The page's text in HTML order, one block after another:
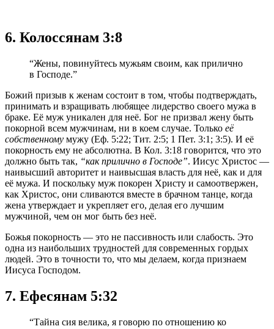
6. Колоссянам 3:8
“Жены, повинуйтесь мужьям своим, как прилично
в Господе.”
Божий призыв к женам состоит в том, чтобы подтверждать,
принимать и взращивать любящее лидерство своего мужа в
браке. Её муж уникален для неё. Бог не призвал жену быть
покорной всем мужчинам, ни в коем случае. Только её
собственному мужу (Еф. 5:22; Тит. 2:5; 1 Пет. 3:1; 3:5). И её
покорность ему не абсолютна. В Кол. 3:18 говорится, что это
должно быть так, “как прилично в Господе”. Иисус Христос —
наивысший авторитет и наивысшая власть для неё, как и для
её мужа. И поскольку муж покорен Христу и самоотвержен,
как Христос, они сливаются вместе в брачном танце, когда
жена утверждает и укрепляет его, делая его лучшим
мужчиной, чем он мог быть без неё.
Божья покорность — это не пассивность или слабость. Это
одна из наибольших трудностей для современных гордых
людей. Это в точности то, что мы делаем, когда признаем
Иисуса Господом.
7. Ефесянам 5:32
“Тайна сия велика, я говорю по отношению ко